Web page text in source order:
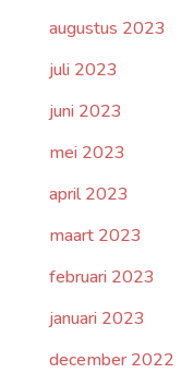
augustus 2023
juli 2023
juni 2023
mei 2023
april 2023
maart 2023
februari 2023
januari 2023
december 2022